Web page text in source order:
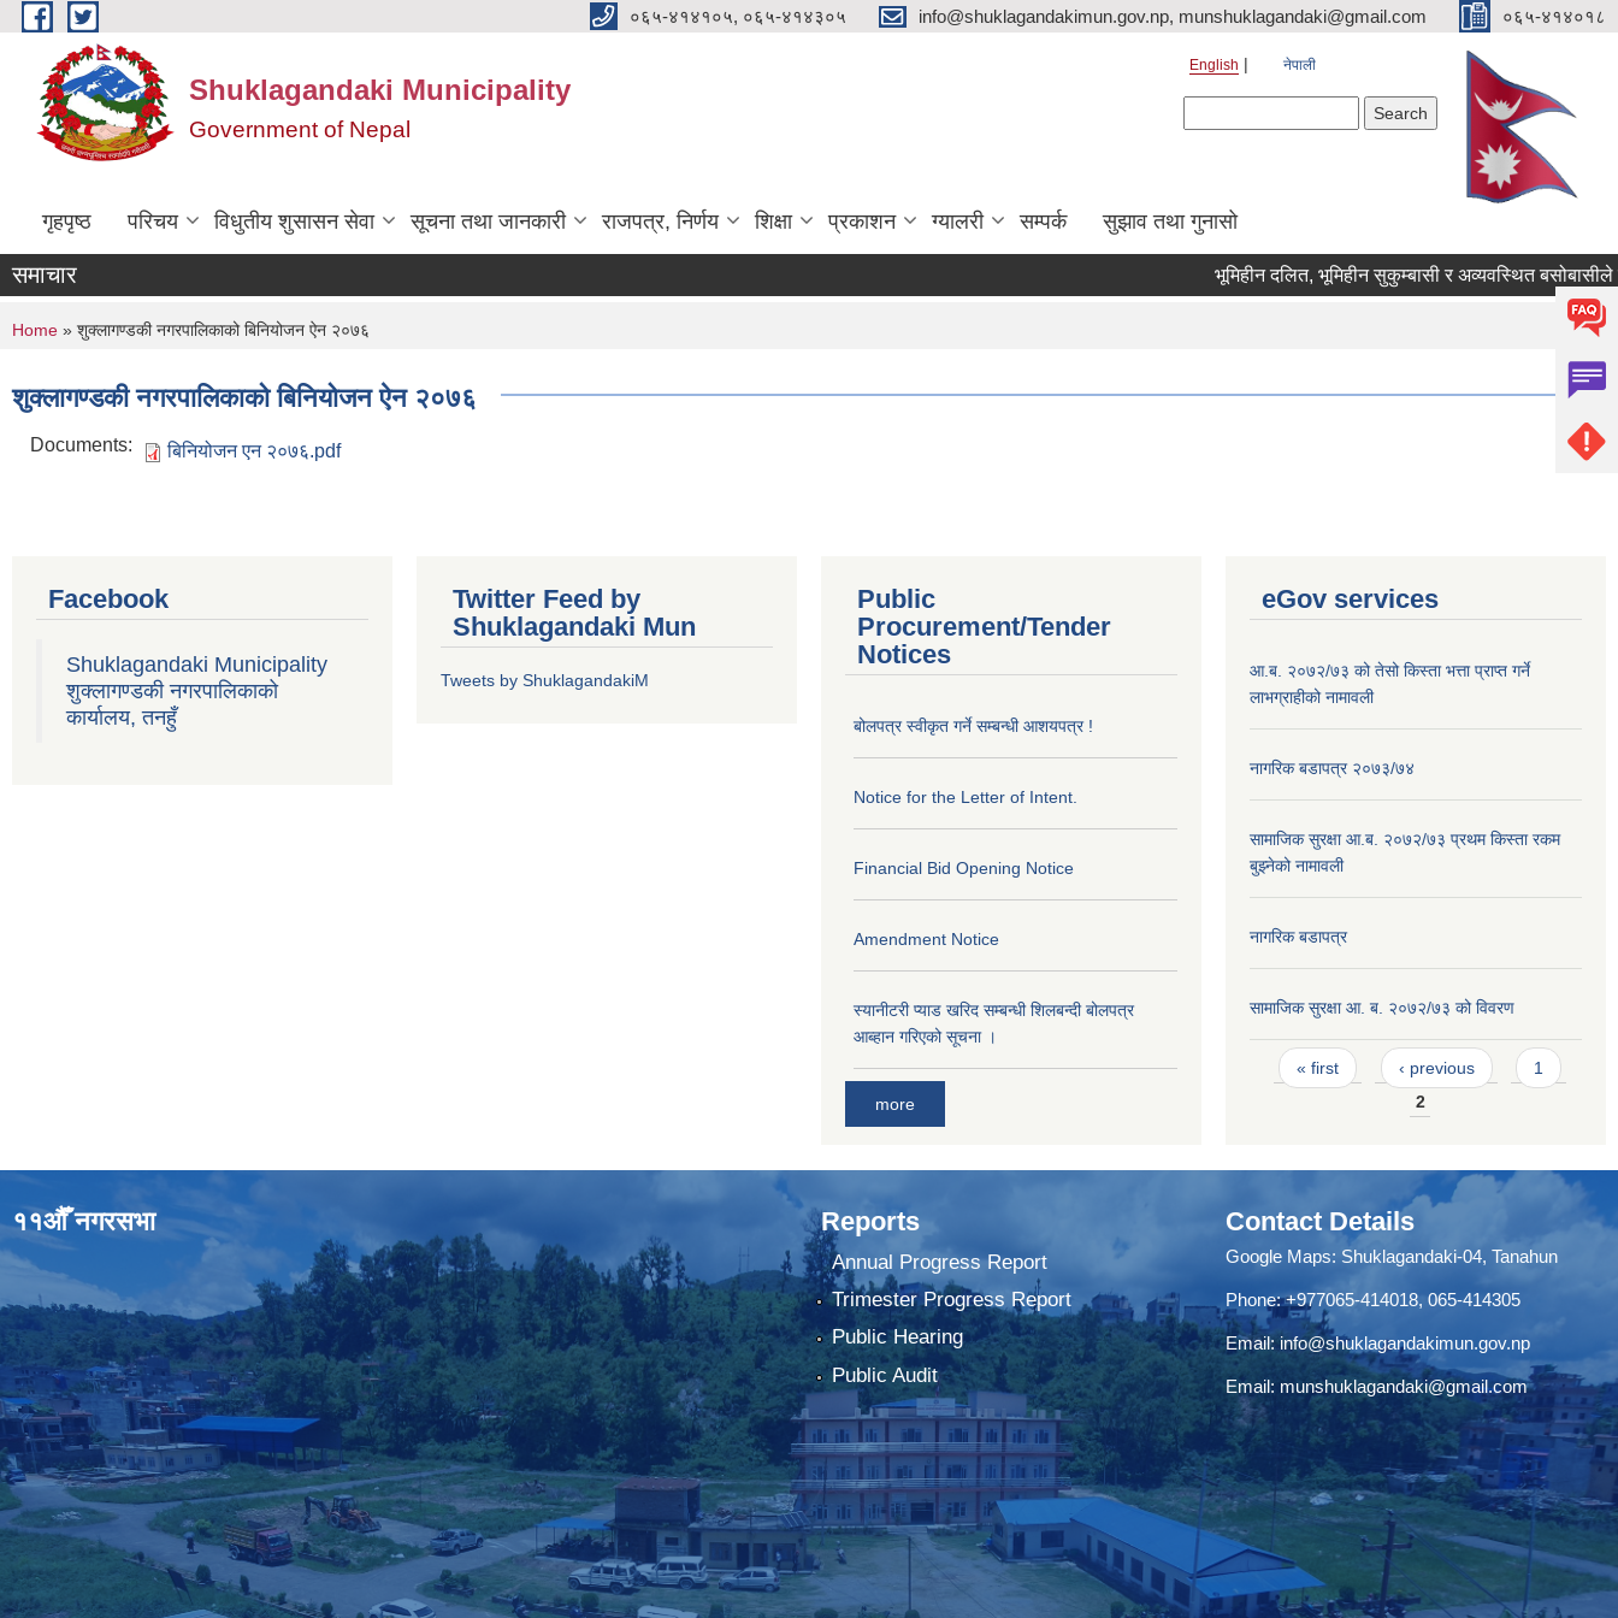
Skip to main content ०६५-४१४१०५, ०६५-४१४३०५ info@shuklagandakimun.gov.np, munshuklagandaki@gmail.com ०६५-४१४०१८
Shuklagandaki Municipality
Government of Nepal
English नेपाली
गृहपृष्ठ परिचय विधुतीय शुसासन सेवा सूचना तथा जानकारी राजपत्र, निर्णय शिक्षा प्रकाशन ग्यालरी सम्पर्क सुझाव तथा गुनासो
समाचार भूमिहीन दलित, भूमिहीन सुकुम्बासी र अव्यवस्थित बसोबासीले
You are here
Home » शुक्लागण्डकी नगरपालिकाको बिनियोजन ऐन २०७६
शुक्लागण्डकी नगरपालिकाको बिनियोजन ऐन २०७६
Documents: बिनियोजन एन २०७६.pdf
Facebook
Shuklagandaki Municipality
शुक्लागण्डकी नगरपालिकाको
कार्यालय, तनहुँ
Twitter Feed by
Shuklagandaki Mun
Tweets by ShuklagandakiM
Public
Procurement/Tender
Notices
बोलपत्र स्वीकृत गर्ने सम्बन्धी आशयपत्र !
Notice for the Letter of Intent.
Financial Bid Opening Notice
Amendment Notice
स्यानीटरी प्याड खरिद सम्बन्धी शिलबन्दी बोलपत्र
आब्हान गरिएको सूचना ।
more
eGov services
आ.ब. २०७२/७३ को तेसो किस्ता भत्ता प्राप्त गर्ने
लाभग्राहीको नामावली
नागरिक बडापत्र २०७३/७४
सामाजिक सुरक्षा आ.ब. २०७२/७३ प्रथम किस्ता रकम
बुझ्नेको नामावली
नागरिक बडापत्र
सामाजिक सुरक्षा आ. ब. २०७२/७३ को विवरण
Pages
« first ‹ previous
1
2
११औँ नगरसभा Reports
Annual Progress Report
Trimester Progress Report
Public Hearing
Public Audit
Contact Details
Google Maps: Shuklagandaki-04, Tanahun
Phone:+977065-414018, 065-414305
Email:info@shuklagandakimun.gov.np
Email: munshuklagandaki@gmail.com